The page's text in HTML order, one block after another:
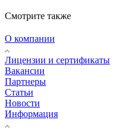
Смотрите также
О компании
Лицензии и сертификаты
Вакансии
Партнеры
Статьи
Новости
Информация